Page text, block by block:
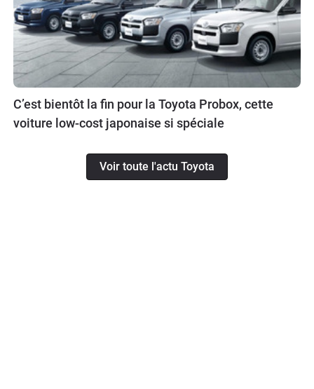
C’est bientôt la fin pour la Toyota Probox, cette
voiture low-cost japonaise si spéciale
Voir toute l'actu Toyota